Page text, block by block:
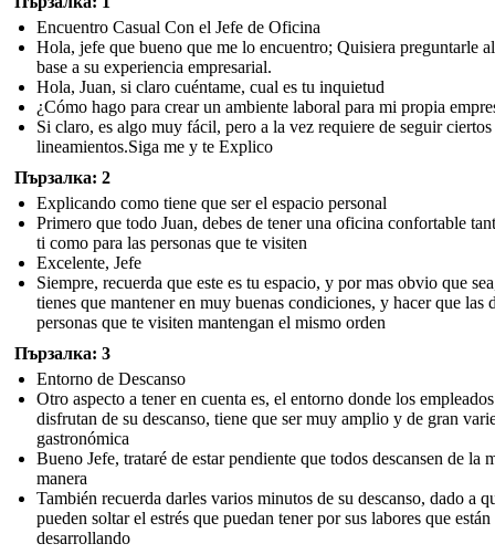
Encuentro Casual Con el Jefe de Oficina
Hola, jefe que bueno que me lo encuentro; Quisiera preguntarle
base a su experiencia empresarial.
Hola, Juan, si claro cuéntame, cual es tu inquietud
¿Cómo hago para crear un ambiente laboral para mi propia
Si claro, es algo muy fácil, pero a la vez requiere de seguir ciertos
lineamientos.Siga me y te Explico
Пързалка: 2
Explicando como tiene que ser el espacio personal
Primero que todo Juan, debes de tener una oficina confortable
ti como para las personas que te visiten
Excelente, Jefe
Siempre, recuerda que este es tu espacio, y por mas obvio que
tienes que mantener en muy buenas condiciones, y hacer que las
personas que te visiten mantengan el mismo orden
Пързалка: 3
Entorno de Descanso
Otro aspecto a tener en cuenta es, el entorno donde los empleados
disfrutan de su descanso, tiene que ser muy amplio y de gran
gastronómica
Bueno Jefe, trataré de estar pendiente que todos descansen de la
manera
También recuerda darles varios minutos de su descanso, dado a
pueden soltar el estrés que puedan tener por sus labores que están
desarrollando